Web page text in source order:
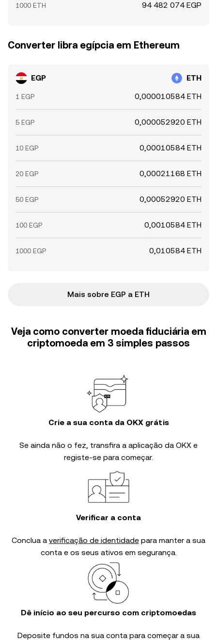
1000 ETH 94 482 074 EGP
Converter libra egípcia em Ethereum
EGP ETH
1 EGP 0,000010584 ETH
5 EGP 0,000052920 ETH
10 EGP 0,00010584 ETH
20 EGP 0,00021168 ETH
50 EGP 0,00052920 ETH
100 EGP 0,0010584 ETH
1000 EGP 0,010584 ETH
Mais sobre EGP a ETH
Veja como converter moeda fiduciária em
criptomoeda em 3 simples passos
Crie a sua conta da OKX grátis
Se ainda não o fez, transfira a aplicação da OKX e
registe-se para começar.
Verificar a conta
Conclua a verificação de identidade para manter a sua
conta e os seus ativos em segurança.
Dê início ao seu percurso com criptomoedas
Deposite fundos na sua conta para começar a sua